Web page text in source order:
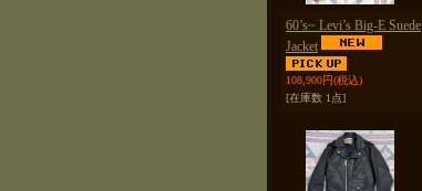
60’s~ Levi’s Big-E Suede
Jacket
108,900円(税込)
[在庫数 1点]